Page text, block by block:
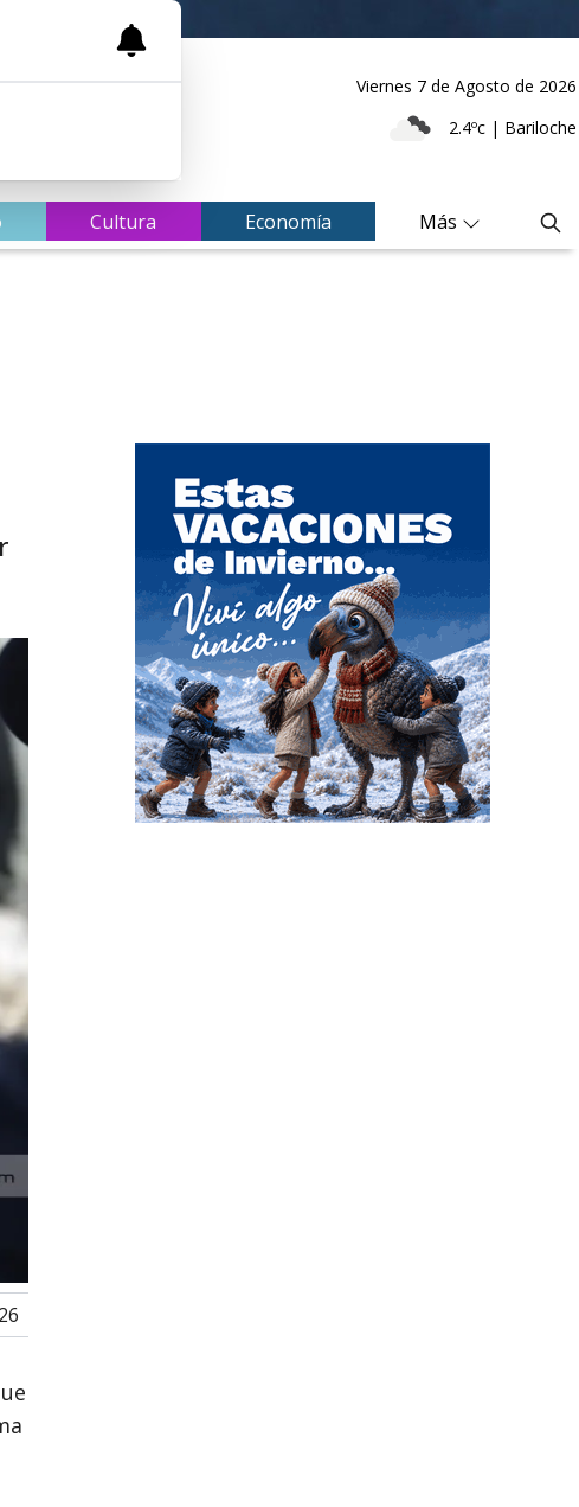
Viernes 7 de Agosto de 2026
2.4ºc | Bariloche
Cultura Economía Más